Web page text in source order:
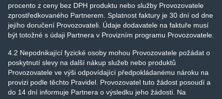
procento z ceny bez DPH produktu nebo služby Provozovatele
zprostředkovaného Partnerem. Splatnost faktury je 30 dní od dne
jejího doručení Provozovateli. Údaje dodavatele na faktuře musí
být totožné s údaji Partnera v Provizním programu Provozovatele.
4.2 Nepodnikající fyzické osoby mohou Provozovatele požádat o
poskytnutí slevy na další nákup služeb nebo produktů
Provozovatele ve výši odpovídající předpokládanému nároku na
provizi podle těchto Pravidel. Provozovatel tuto žádost posoudí a
do 14 dní informuje Partnera o výsledku jeho žádosti. Na